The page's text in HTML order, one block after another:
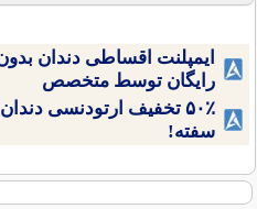
ایمپلنت اقساطی دندان
رایگان توسط متخصص
۵۰٪ تخفیف ارتودنسی
سفته!